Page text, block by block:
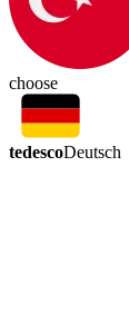
choose
tedescoDeutsch